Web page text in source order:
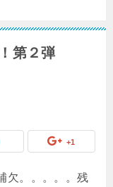
第２弾
+1
欠。。。。。残